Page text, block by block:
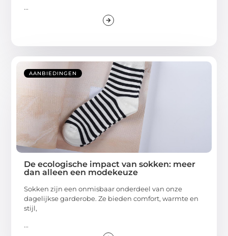
...
AANBIEDINGEN
De ecologische impact van sokken: meer
dan alleen een modekeuze
Sokken zijn een onmisbaar onderdeel van onze
dagelijkse garderobe. Ze bieden comfort, warmte en
stijl,
...